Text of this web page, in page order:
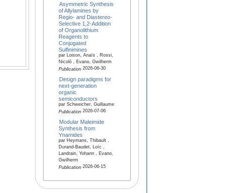
Asymmetric Synthesis
of Allylamines by
Regio- and Diastereo-
Selective 1,2-Addition
of Organolithium
Reagents to
Conjugated
Sulfinimines
par Loison, Anaïs , Rossi,
Nicolò , Evano, Gwilherm
Publication2026-06-30
Design paradigms for
next-generation
organic
semiconductors
par Schweicher, Guillaume
Publication2026-07-06
Modular Maleimide
Synthesis from
Ynamides
par Heymans, Thibault ,
Durand-Baudet, Loïc ,
Landrain, Yohann , Evano,
Gwilherm
Publication2026-06-15